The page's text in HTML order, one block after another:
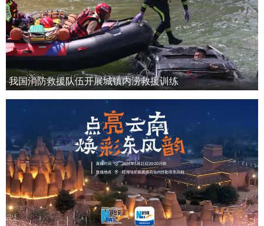
我国消防救援队伍开展城镇内涝救援训练